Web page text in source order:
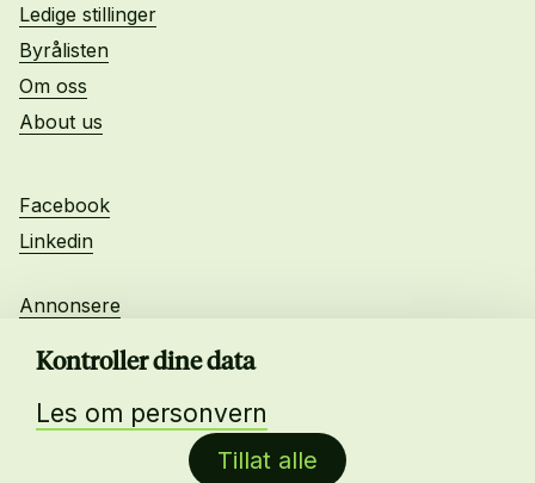
Kontroller dine data
Tillat alle
Les om personvern
Ledige stillinger
Byrålisten
Om oss
About us
Facebook
Linkedin
Annonsere
Daglig leder:
Anne-Lise Mørch von der Fehr